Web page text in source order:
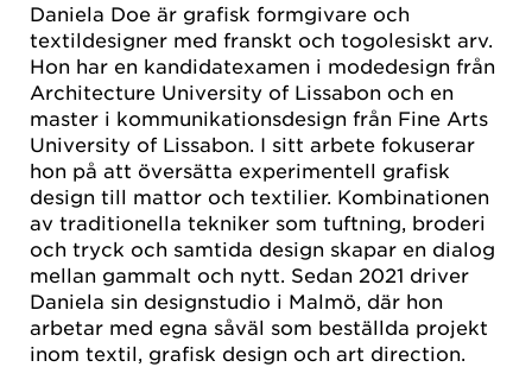
Daniela Doe är grafisk formgivare och
textildesigner med franskt och togolesiskt arv.
Hon har en kandidatexamen i modedesign från
Architecture University of Lissabon och en
master i kommunikationsdesign från Fine Arts
University of Lissabon. I sitt arbete fokuserar
hon på att översätta experimentell grafisk
design till mattor och textilier. Kombinationen
av traditionella tekniker som tuftning, broderi
och tryck och samtida design skapar en dialog
mellan gammalt och nytt. Sedan 2021 driver
Daniela sin designstudio i Malmö, där hon
arbetar med egna såväl som beställda projekt
inom textil, grafisk design och art direction.